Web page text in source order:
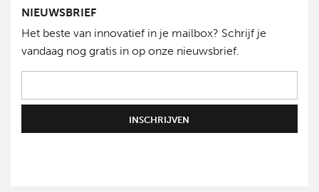
NIEUWSBRIEF
Het beste van innovatief in je mailbox? Schrijf je
vandaag nog gratis in op onze nieuwsbrief.